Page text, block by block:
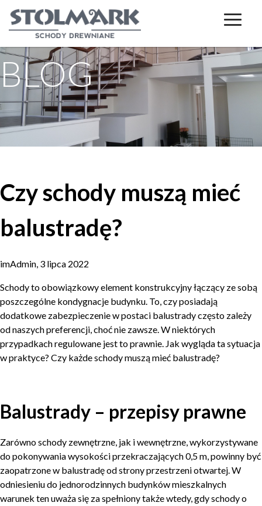
BLOG
Czy schody muszą mieć
balustradę?
imAdmin, 3 lipca 2022
Schody to obowiązkowy element konstrukcyjny łączący ze sobą
poszczególne kondygnacje budynku. To, czy posiadają
dodatkowe zabezpieczenie w postaci balustrady często zależy
od naszych preferencji, choć nie zawsze. W niektórych
przypadkach regulowane jest to prawnie. Jak wygląda ta sytuacja
w praktyce? Czy każde schody muszą mieć balustradę?
Balustrady – przepisy prawne
Zarówno schody zewnętrzne, jak i wewnętrzne, wykorzystywane
do pokonywania wysokości przekraczających 0,5 m, powinny być
zaopatrzone w balustradę od strony przestrzeni otwartej. W
odniesieniu do jednorodzinnych budynków mieszkalnych
warunek ten uważa się za spełniony także wtedy, gdy schody o